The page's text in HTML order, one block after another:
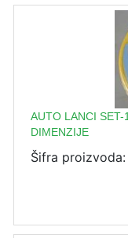
AUTO LANCI SET-
DIMENZIJE
Šifra